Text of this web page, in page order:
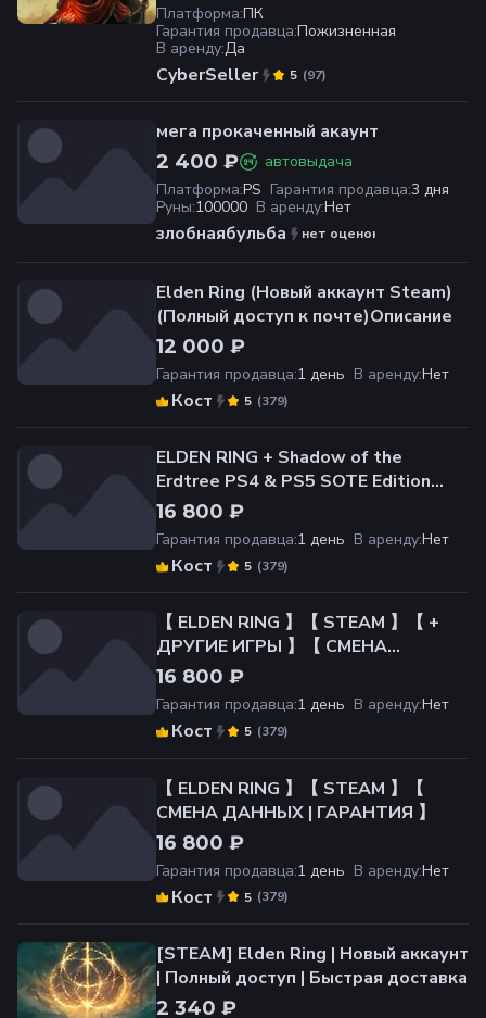
Платформа:ПК
Гарантия продавца:Пожизненная
В аренду:Да
CyberSeller (97)
5
мега прокаченный акаунт
2 400 ₽
автовыдача
Платформа:PS Гарантия продавца:3 дня
Руны:100000 В аренду:Нет
злобнаябульба нет оценок
Elden Ring (Новый аккаунт Steam)
(Полный доступ к почте)Описание
12 000 ₽
Гарантия продавца:1 день В аренду:Нет
Кост (379)
5
ELDEN RING + Shadow of the
Erdtree PS4 & PS5 SOTE Edition
Турция
16 800 ₽
Гарантия продавца:1 день В аренду:Нет
Кост (379)
5
【 ELDEN RING 】【 STEAM 】【 +
ДРУГИЕ ИГРЫ 】【 СМЕНА
ДАННЫХ | ГАРАНТИЯ 】
16 800 ₽
Гарантия продавца:1 день В аренду:Нет
Кост (379)
5
【 ELDEN RING 】【 STEAM 】【
СМЕНА ДАННЫХ | ГАРАНТИЯ 】
16 800 ₽
Гарантия продавца:1 день В аренду:Нет
Кост (379)
5
[STEAM] Elden Ring | Новый аккаунт
| Полный доступ | Быстрая доставка
2 340 ₽